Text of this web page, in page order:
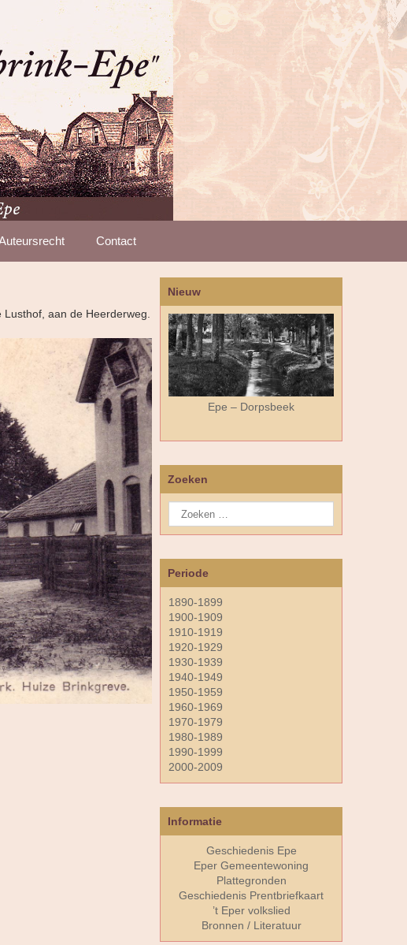
Contact
aan de Heerderweg.
Nieuw
Epe – Dorpsbeek
Zoeken
Periode
1890-1899
1900-1909
1910-1919
1920-1929
1930-1939
1940-1949
1950-1959
1960-1969
1970-1979
1980-1989
1990-1999
2000-2009
Informatie
Geschiedenis Epe
Eper Gemeentewoning
Plattegronden
Geschiedenis Prentbriefkaart
’t Eper volkslied
Bronnen / Literatuur